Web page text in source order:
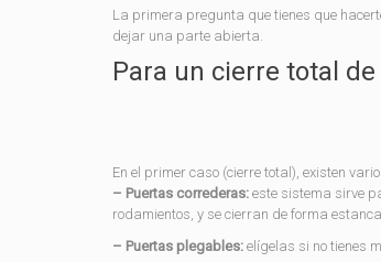
La primera pregunta que tienes que
dejar una parte abierta.
Para un cierre total
En el primer caso (cierre total), existen
– Puertas correderas: este sistema sirve
rodamientos, y se cierran de forma
– Puertas plegables: elígelas si no tienes